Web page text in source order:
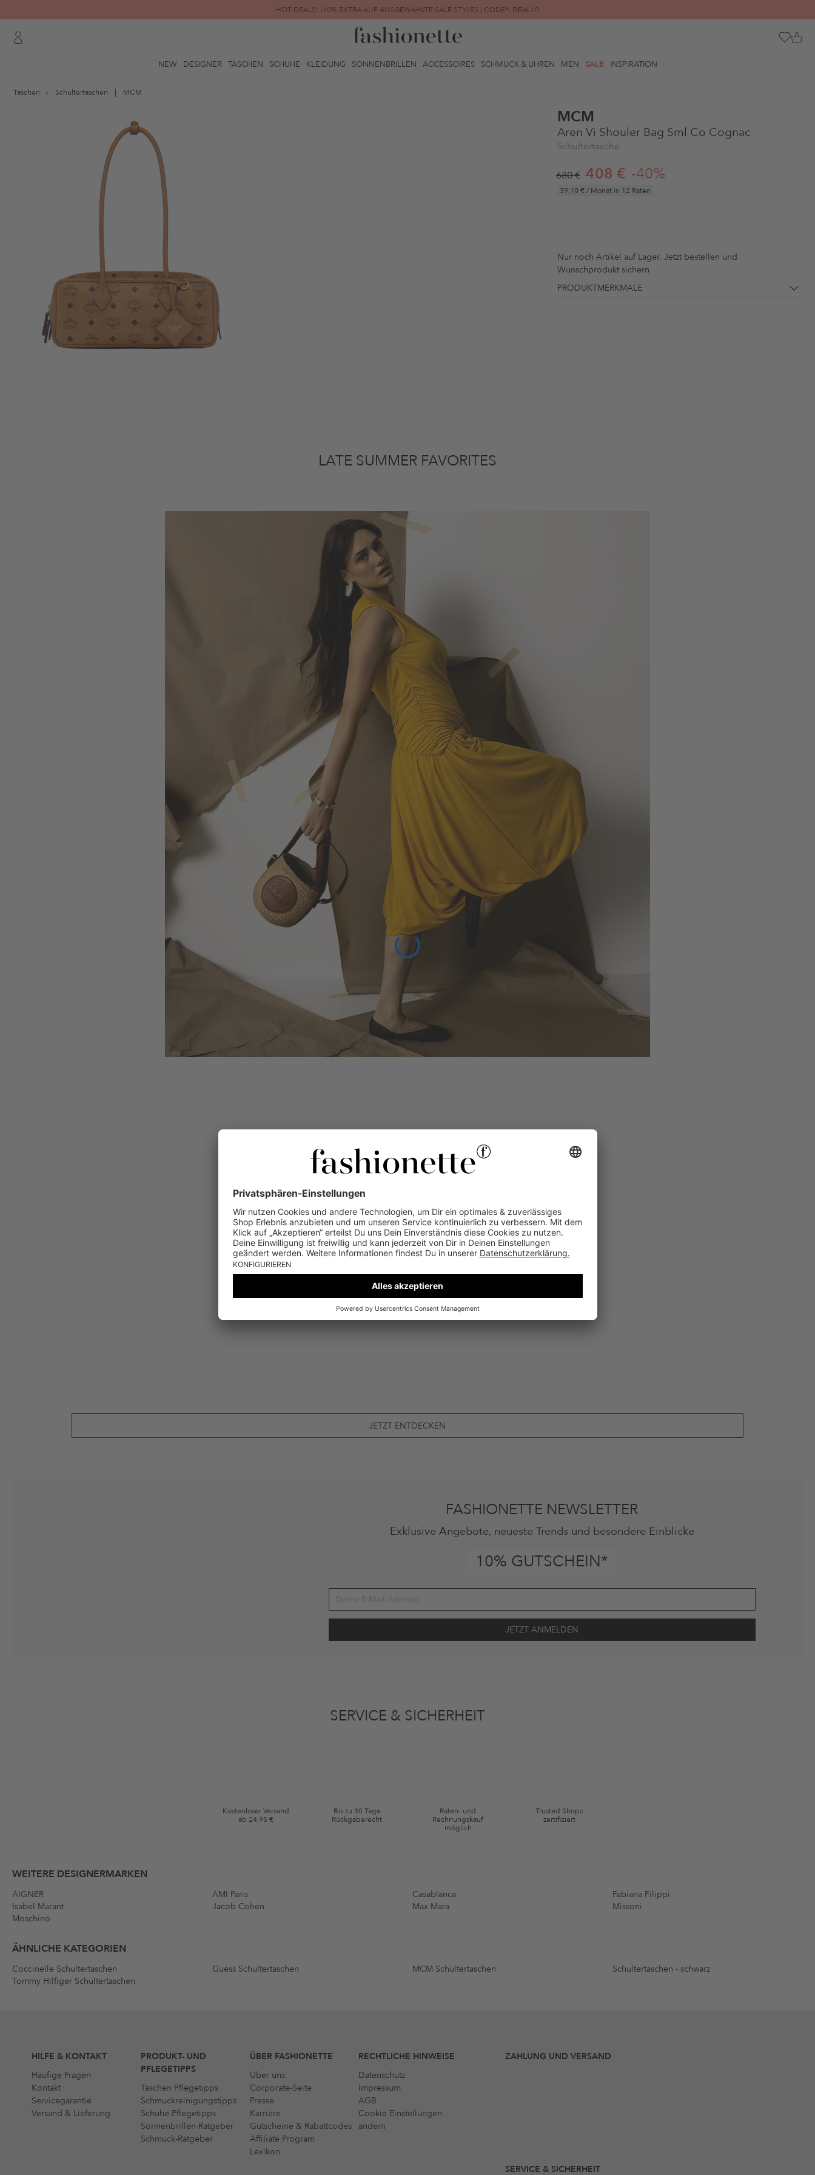
HOT DEALS: -10% EXTRA AUF AUSGEWÄHLTE SALE STYLES | CODE*: DEAL10
FINAL SALE | BIS ZU -80% REDUZIERT
NEW DESIGNER TASCHEN SCHUHE KLEIDUNG SONNENBRILLEN ACCESSOIRES SCHMUCK & UHREN MEN SALE INSPIRATION
Taschen Schultertaschen MCM
MCM
Aren Vi Shouler Bag Sml Co Cognac
Schultertasche
680 € 408 € -40%
39,10 € / Monat in 12 Raten
Nur noch Artikel auf Lager. Jetzt bestellen und
Wunschprodukt sichern
PRODUKTMERKMALE
LATE SUMMER FAVORITES
JETZT ENTDECKEN
FASHIONETTE NEWSLETTER
Exklusive Angebote, neueste Trends und besondere Einblicke
10% GUTSCHEIN*
SERVICE & SICHERHEIT
Kostenloser Versand
ab 24,95 €
Bis zu 30 Tage
Rückgaberecht
Raten- und
Rechnungskauf
möglich
Trusted Shops
zertifiziert
WEITERE DESIGNERMARKEN
AIGNER AMI Paris Casablanca
Fabiana Filippi
Isabel Marant
Jacob Cohen Max Mara
Missoni
Moschino
ÄHNLICHE KATEGORIEN
Coccinelle Schultertaschen Guess Schultertaschen MCM Schultertaschen
Schultertaschen - schwarz
Tommy Hilfiger Schultertaschen
HILFE & KONTAKT
Häufige Fragen
Kontakt
Servicegarantie
Versand & Lieferung
PRODUKT- UND
PFLEGETIPPS
Taschen Pflegetipps
Schmuckreinigungstipps
Schuhe Pflegetipps
Sonnenbrillen-Ratgeber
Schmuck-Ratgeber
ÜBER FASHIONETTE
Über uns
Corporate-Seite
Presse
Karriere
Gutscheine & Rabattcodes
Affiliate Program
Lexikon
RECHTLICHE HINWEISE
Datenschutz
Impressum
AGB
Cookie Einstellungen
ändern
ZAHLUNG UND VERSAND
SERVICE & SICHERHEIT